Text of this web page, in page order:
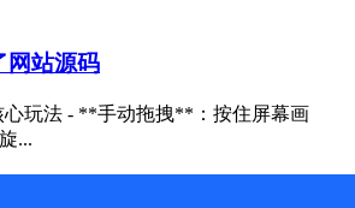
网站源码
心玩法 - **手动拖拽**：按住屏幕画
...